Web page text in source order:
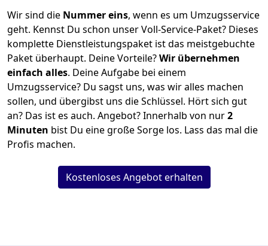
Wir sind die Nummer eins, wenn es um Umzugsservice
geht. Kennst Du schon unser Voll-Service-Paket? Dieses
komplette Dienstleistungspaket ist das meistgebuchte
Paket überhaupt. Deine Vorteile?Wir übernehmen
einfach alles. Deine Aufgabe bei einem
Umzugsservice? Du sagst uns, was wir alles machen
sollen, und übergibst uns die Schlüssel. Hört sich gut
an? Das ist es auch. Angebot? Innerhalb von nur2
Minuten bist Du eine große Sorge los. Lass das mal die
Profis machen.
Kostenloses Angebot erhalten